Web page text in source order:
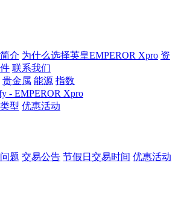
介 为什么选择英皇EMPEROR Xpro 资
联系我们
贵金属 能源 指数
- EMPEROR Xpro
型 优惠活动
题 交易公告 节假日交易时间 优惠活动